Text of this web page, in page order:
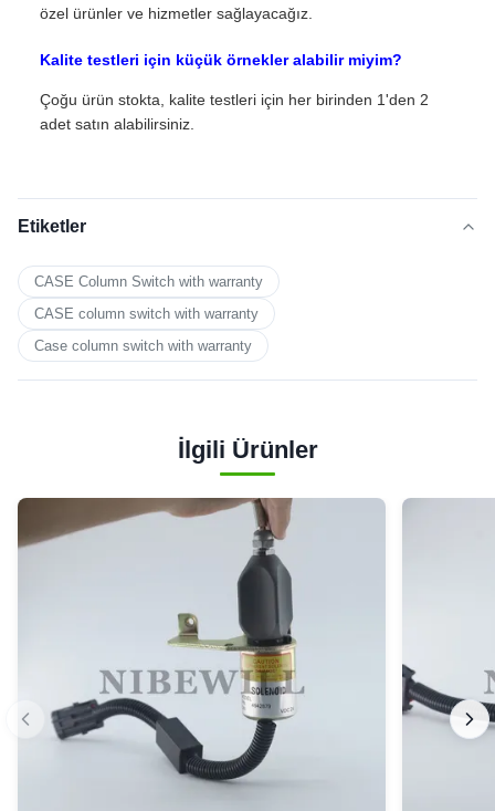
özel ürünler ve hizmetler sağlayacağız.
Kalite testleri için küçük örnekler alabilir miyim?
Çoğu ürün stokta, kalite testleri için her birinden 1'den 2
adet satın alabilirsiniz.
Etiketler
CASE Column Switch with warranty
CASE column switch with warranty
Case column switch with warranty
İlgili Ürünler